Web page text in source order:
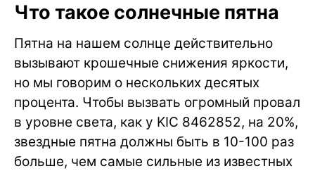
Что такое солнечные пятна
Пятна на нашем солнце действительно
вызывают крошечные снижения яркости,
но мы говорим о нескольких десятых
процента. Чтобы вызвать огромный провал
в уровне света, как у KIC 8462852, на 20%,
звездные пятна должны быть в 10-100 раз
больше, чем самые сильные из известных